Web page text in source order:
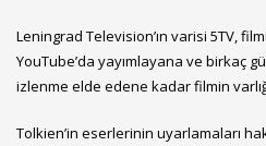
Leningrad Television’ın varisi 5TV,
YouTube’da yayımlayana ve birkaç
izlenme elde edene kadar filmin
Tolkien’in eserlerinin uyarlamaları